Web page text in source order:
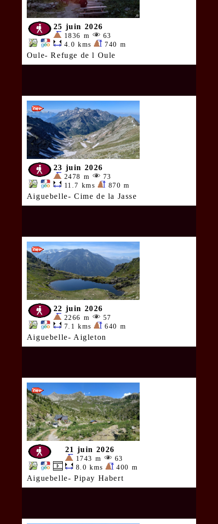
25 juin 2026
1836 m
63
4.0 kms
740 m
Oule- Refuge de l Oule
23 juin 2026
2478 m
73
11.7 kms
870 m
Aiguebelle- Cime de la Jasse
22 juin 2026
2266 m
57
7.1 kms
640 m
Aiguebelle- Aigleton
21 juin 2026
1743 m
63
8.0 kms
400 m
Aiguebelle- Pipay Habert